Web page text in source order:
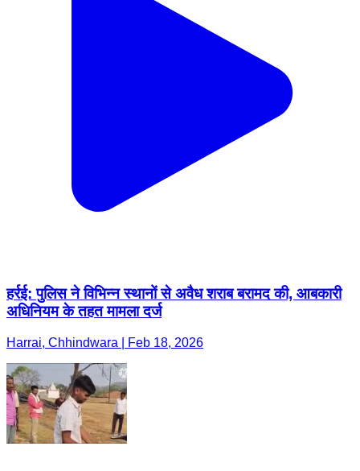
हर्रई: पुलिस ने विभिन्न स्थानों से अवैध शराब बरामद की, आबकारी
अधिनियम के तहत मामला दर्ज
Harrai, Chhindwara | Feb 18, 2026